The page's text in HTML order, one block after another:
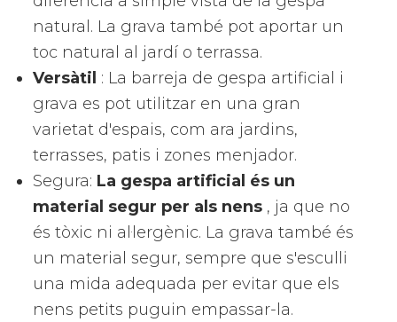
natural. La grava també pot aportar un
toc natural al jardí o terrassa.
Versàtil : La barreja de gespa artificial i
grava es pot utilitzar en una gran
varietat d'espais, com ara jardins,
terrasses, patis i zones menjador.
Segura: La gespa artificial és un
material segur per als nens , ja que no
és tòxic ni al·lergènic. La grava també és
un material segur, sempre que s'esculli
una mida adequada per evitar que els
nens petits puguin empassar-la.